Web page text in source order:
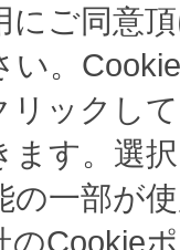
にご同意
い。
リックし
ます。選
の一部が
Cookie